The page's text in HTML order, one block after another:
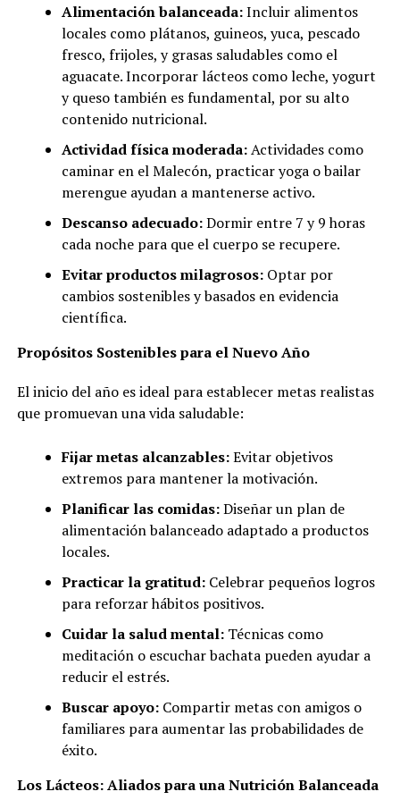
Alimentación balanceada:Incluir alimentos
locales como plátanos, guineos, yuca, pescado
fresco, frijoles, y grasas saludables como el
aguacate. Incorporar lácteos como leche, yogurt
y queso también es fundamental, por su alto
contenido nutricional.
Actividad física moderada:Actividades como
caminar en el Malecón, practicar yoga o bailar
merengue ayudan a mantenerse activo.
Descanso adecuado:Dormir entre 7 y 9 horas
cada noche para que el cuerpo se recupere.
Evitar productos milagrosos:Optar por
cambios sostenibles y basados en evidencia
científica.
Propósitos Sostenibles para el Nuevo Año
El inicio del año es ideal para establecer metas realistas
que promuevan una vida saludable:
Fijar metas alcanzables:Evitar objetivos
extremos para mantener la motivación.
Planificar las comidas:Diseñar un plan de
alimentación balanceado adaptado a productos
locales.
Practicar la gratitud:Celebrar pequeños logros
para reforzar hábitos positivos.
Cuidar la salud mental:Técnicas como
meditación o escuchar bachata pueden ayudar a
reducir el estrés.
Buscar apoyo:Compartir metas con amigos o
familiares para aumentar las probabilidades de
éxito.
Los Lácteos: Aliados para una Nutrición Balanceada